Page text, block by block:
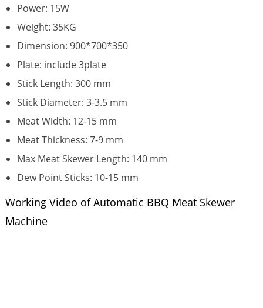
Power: 15W
Weight: 35KG
Dimension: 900*700*350
Plate: include 3plate
Stick Length: 300 mm
Stick Diameter: 3-3.5 mm
Meat Width: 12-15 mm
Meat Thickness: 7-9 mm
Max Meat Skewer Length: 140 mm
Dew Point Sticks: 10-15 mm
Working Video of Automatic BBQ Meat Skewer
Machine